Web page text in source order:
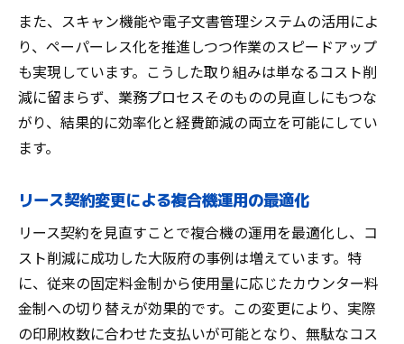
また、スキャン機能や電子文書管理システムの活用によ
り、ペーパーレス化を推進しつつ作業のスピードアップ
も実現しています。こうした取り組みは単なるコスト削
減に留まらず、業務プロセスそのものの見直しにもつな
がり、結果的に効率化と経費節減の両立を可能にしてい
ます。
リース契約変更による複合機運用の最適化
リース契約を見直すことで複合機の運用を最適化し、コ
スト削減に成功した大阪府の事例は増えています。特
に、従来の固定料金制から使用量に応じたカウンター料
金制への切り替えが効果的です。この変更により、実際
の印刷枚数に合わせた支払いが可能となり、無駄なコス